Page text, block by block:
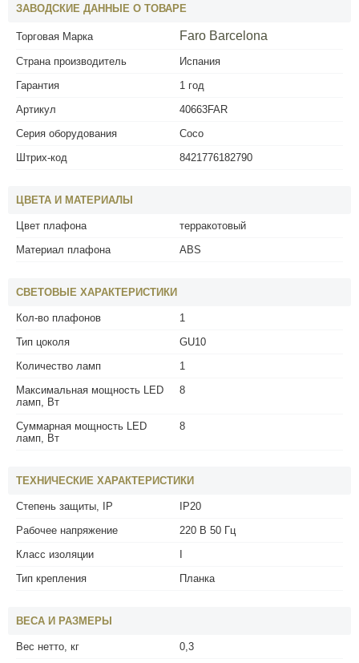
ЗАВОДСКИЕ ДАННЫЕ О ТОВАРЕ
Торговая Марка Faro Barcelona
Страна производитель
Испания
Гарантия
1 год
Артикул
40663FAR
Серия оборудования
Coco
Штрих-код
8421776182790
ЦВЕТА И МАТЕРИАЛЫ
Цвет плафона
терракотовый
Материал плафона
ABS
СВЕТОВЫЕ ХАРАКТЕРИСТИКИ
Кол-во плафонов
1
Тип цоколя
GU10
Количество ламп
1
Максимальная мощность LED
ламп, Вт
8
Суммарная мощность LED
ламп, Вт
8
ТЕХНИЧЕСКИЕ ХАРАКТЕРИСТИКИ
Степень защиты, IP
IP20
Рабочее напряжение
220 В 50 Гц
Класс изоляции
I
Тип крепления
Планка
ВЕСА И РАЗМЕРЫ
Вес нетто, кг
0,3